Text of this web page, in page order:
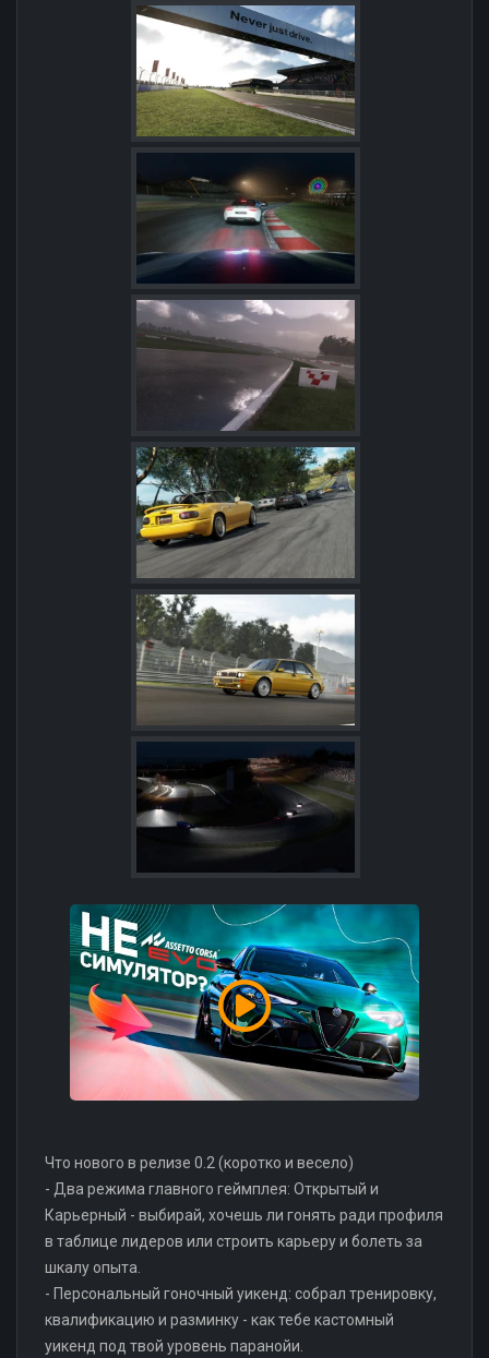
Что нового в релизе 0.2 (коротко и весело)
- Два режима главного геймплея: Открытый и
Карьерный - выбирай, хочешь ли гонять ради профиля
в таблице лидеров или строить карьеру и болеть за
шкалу опыта.
- Персональный гоночный уикенд: собрал тренировку,
квалификацию и разминку - как тебе кастомный
уикенд под твой уровень паранойи.